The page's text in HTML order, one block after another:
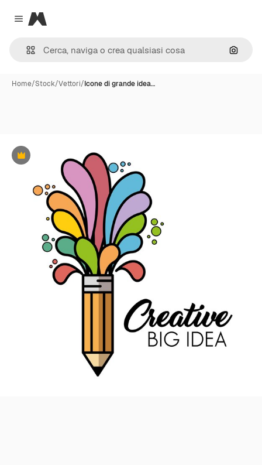
Close menu
Magnific
Cerca
Home/Stock/Vettori/Icone di grande idea…
Premium